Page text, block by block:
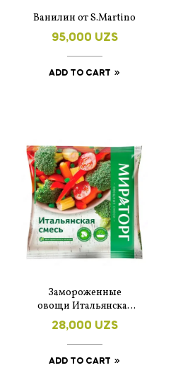
Ванилин от S.Martino
95,000 UZS
ADD TO CART
Замороженные
овощи Итальянская
смесь от Мираторг
400 гр
28,000 UZS
ADD TO CART